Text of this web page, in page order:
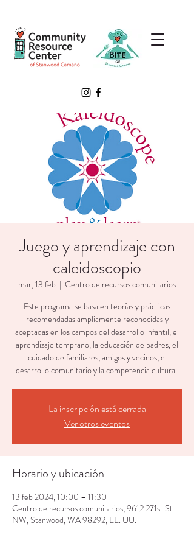
Juego y aprendizaje con
caleidoscopio
mar, 13 feb
  |
Centro de recursos comunitarios
Este programa se basa en teorías y prácticas
recomendadas ampliamente reconocidas y
aceptadas en los campos del desarrollo infantil, el
aprendizaje temprano, la educación de padres, el
cuidado de familiares, amigos y vecinos, el
desarrollo comunitario y la competencia cultural.
La inscripción está cerrada
Ver otros eventos
Horario y ubicación
13 feb 2024, 10:00 – 11:30
Centro de recursos comunitarios, 9612 271st St
NW, Stanwood, WA 98292, EE. UU.